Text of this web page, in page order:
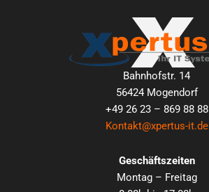
Bahnhofstr. 14
56424 Mogendorf
+49 26 23 – 869 88 88
Kontakt@xpertus-it.de
Geschäftszeiten
Montag – Freitag